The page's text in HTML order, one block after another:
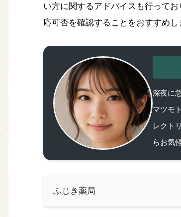
い方に関するアドバイスも行って
応可否を確認することをおすすめし
深夜に
マツモ
レクト
らお気
ふじき薬局